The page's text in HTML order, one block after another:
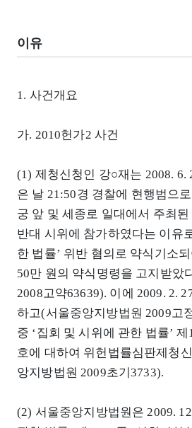
이유
1. 사건개요
가. 2010헌가2 사건
(1) 제청신청인 강○재는 2008. 6.
은 날 21:50경 경찰에 현행범으
궁 앞 및 세종로 일대에서 주최
반대 시위에 참가하였다는 이유
한 법률’ 위반 혐의로 약식기소
50만 원의 약식명령을 고지받았
2008고약63639). 이에 2009. 2.
하고(서울중앙지방법원 2009고
중 ‘집회 및 시위에 관한 법률’
호에 대하여 위헌법률심판제청
앙지방법원 2009초기3733).
(2) 서울중앙지방법원은 2009.